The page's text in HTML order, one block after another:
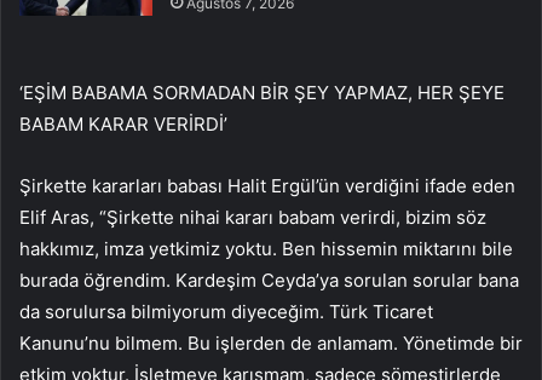
‘EŞİM BABAMA SORMADAN BİR ŞEY YAPMAZ, HER ŞEYE
BABAM KARAR VERİRDİ’
Şirkette kararları babası Halit Ergül’ün verdiğini ifade eden
Elif Aras, “Şirkette nihai kararı babam verirdi, bizim söz
hakkımız, imza yetkimiz yoktu. Ben hissemin miktarını bile
burada öğrendim. Kardeşim Ceyda’ya sorulan sorular bana
da sorulursa bilmiyorum diyeceğim. Türk Ticaret
Kanunu’nu bilmem. Bu işlerden de anlamam. Yönetimde bir
etkim yoktur. İşletmeye karışmam, sadece sömestirlerde